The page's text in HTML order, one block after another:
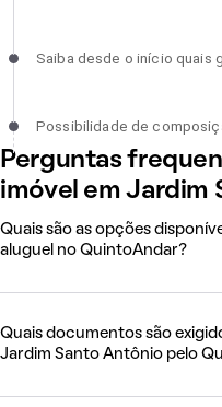
Saiba desde o início quais
Saiba desde o início quais
Possibilidade de
incompleto
Possibilidade de
Perguntas
imóvel em Jardim
Quais são as opções
aluguel no QuintoAndar?
Quais documentos são
Jardim Santo Antônio pelo